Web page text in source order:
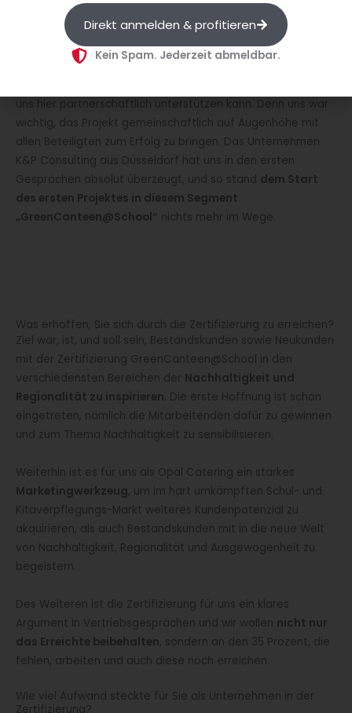
verschiedensten Bereich auf unserer Projektliste 2022 –
„wir wollen grüner werden“.
Um dieses Projekt einerseits adäquat, als auch fachlich zu
uns hier partnerschaftlich unterstützen kann. Denn uns war
wichtig, das Projekt gemeinschaftlich auf Augenhöhe mit
allen Beteiligten zum Erfolg zu bringen. Das Unternehmen
K&P Consulting aus Düsseldorf hat uns in den ersten
Gesprächen absolut überzeugt, und so stand dem Start
des ersten Projektes in diesem Segment
„GreenCanteen@School“ nichts mehr im Wege.
Was erhoffen, Sie sich durch die Zertifizierung zu erreichen?
Ziel war, ist, und soll sein, Bestandskunden sowie Neukunden
mit der Zertifizierung GreenCanteen@School in den
verschiedensten Bereichen der Nachhaltigkeit und
Regionalität zu inspirieren . Die erste Hoffnung ist schon
eingetreten, nämlich die Mitarbeitenden dafür zu gewinnen
und zum Thema Nachhaltigkeit zu sensibilisieren.
Weiterhin ist es für uns als Opal Catering ein starkes
Marketingwerkzeug, um im hart umkämpften Schul- und
Kitaverpflegungs-Markt weiteres Kundenpotenzial zu
akquirieren, als auch Bestandskunden mit in die neue Welt
von Nachhaltigkeit, Regionalität und Ausgewogenheit zu
begeistern.
Des Weiteren ist die Zertifizierung für uns ein klares
Argument in Vertriebsgesprächen und wir wollen nicht nur
das Erreichte beibehalten, sondern an den 35 Prozent, die
fehlen, arbeiten und auch diese noch erreichen.
Wie viel Aufwand steckte für Sie als Unternehmen in der
Zertifizierung?
Direkt anmelden & profitieren
Kein Spam. Jederzeit abmeldbar.